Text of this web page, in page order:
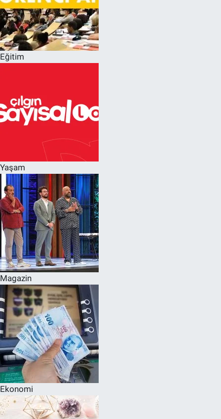
Eğitim
Yaşam
Magazin
Ekonomi